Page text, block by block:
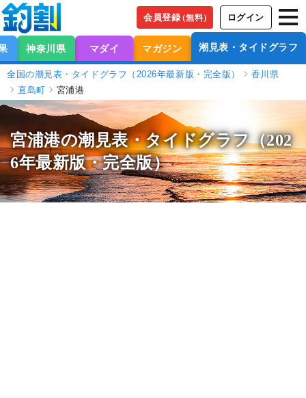
会員登録（無料） ログイン
神奈川県 マダイ マガジン 潮見表・タイドグラフ
全国の潮見表・タイドグラフ（2026年最新版・完全版）
香川県
直島町
宮浦港
宮浦港の潮見表・タイドグラフ（202
6年最新版・完全版）